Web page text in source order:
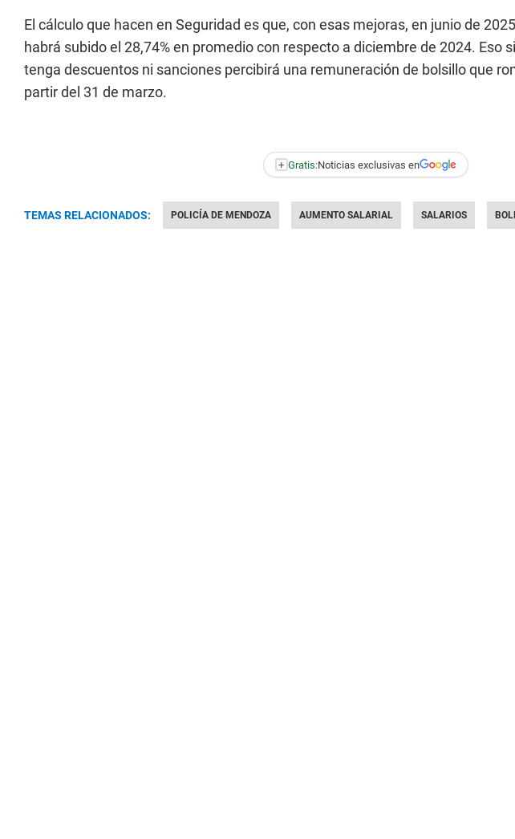
El cálculo que hacen en Seguridad es que, con esas mejoras, en junio de 2025
habrá subido el 28,74% en promedio con respecto a diciembre de 2024. Eso
tenga descuentos ni sanciones percibirá una remuneración de bolsillo que
partir del 31 de marzo.
+ Gratis:Noticias exclusivas en
TEMAS RELACIONADOS: POLICÍA DE MENDOZA AUMENTO SALARIAL SALARIOS